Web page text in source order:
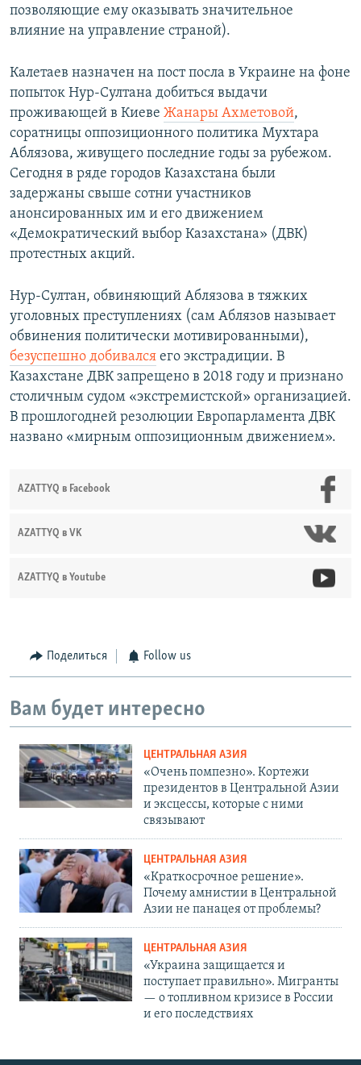
позволяющие ему оказывать значительное
влияние на управление страной).
Калетаев назначен на пост посла в Украине на фоне
попыток Нур-Султана добиться выдачи
проживающей в Киеве Жанары Ахметовой,
соратницы оппозиционного политика Мухтара
Аблязова, живущего последние годы за рубежом.
Сегодня в ряде городов Казахстана были
задержаны свыше сотни участников
анонсированных им и его движением
«Демократический выбор Казахстана» (ДВК)
протестных акций.
Нур-Султан, обвиняющий Аблязова в тяжких
уголовных преступлениях (сам Аблязов называет
обвинения политически мотивированными),
безуспешно добивался его экстрадиции. В
Казахстане ДВК запрещено в 2018 году и признано
столичным судом «экстремистской» организацией.
В прошлогодней резолюции Европарламента ДВК
названо «мирным оппозиционным движением».
AZATTYQ в Facebook
AZATTYQ в VK
AZATTYQ в Youtube
Поделиться Follow us
Вам будет интересно
ЦЕНТРАЛЬНАЯ АЗИЯ
«Очень помпезно». Кортежи
президентов в Центральной Азии
и эксцессы, которые с ними
связывают
ЦЕНТРАЛЬНАЯ АЗИЯ
«Краткосрочное решение».
Почему амнистии в Центральной
Азии не панацея от проблемы?
ЦЕНТРАЛЬНАЯ АЗИЯ
«Украина защищается и
поступает правильно». Мигранты
— о топливном кризисе в России
и его последствиях